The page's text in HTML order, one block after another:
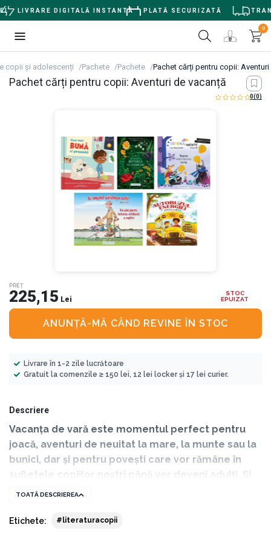
LIVRARE DIGITALĂ INSTANTĂ PLATĂ SECURIZATĂ
0
copii și adolescenți Pachete Pachete Pachet cărți pentru copii:
Pachet cărți pentru copii: Aventuri de vacanță
0(0)
PREȚ
225,15 Lei
STOC
EPUIZAT
ANUNȚĂ-MĂ CÂND REVINE ÎN STOC
Livrare în 1-2 zile lucrătoare
Gratuit la comenzile ≥ 150 lei, 12 lei locker și 17 lei curier.
Descriere
Vacanța de vară este momentul perfect pentru
joacă, aventuri de neuitat la mare, la munte sau la
bunici, dar și pentru povești care vor rămâne în
sufletele copiilor noștri până vor deveni adulți. Și
dacă de experiențele copiilor vă veți ocupa cu
de neuitat, vă putem oferi și noi o mână de ajutor.
TOATĂ DESCRIEREA
Etichete: #literaturacopii